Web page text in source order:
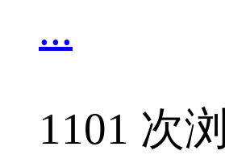
...
1101 次